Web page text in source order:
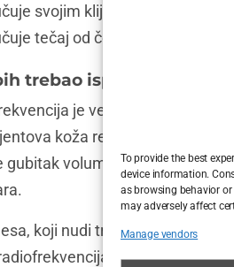
To provide the best
device information.
as browsing behavior
may adversely affect
Manage vendors
svojim klijentima kao
tečaj od četiri do šest sesija
trebao isprobati
je već dugo redovita
koža reagira i kako se
gubitak volumena, a premalo
koji nudi tretmane na
ili dio napredne